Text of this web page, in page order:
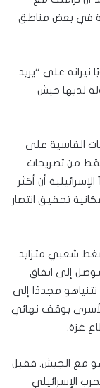
في بعض مناطق
على “يريد
لديها جيش
القاسية على
من تصريحات
هاغاري، أظهر استطلاع للرأي أجرته القناة الـ 12 الإسرائيلية أن أكثر
تحقيق انتصار
ضغط شعبي متزايد
إلى اتفاق
نتنياهو مجددًا إلى
بوقف نهائي
غزة.
مع الجيش. فقبل
الإسرائيلي